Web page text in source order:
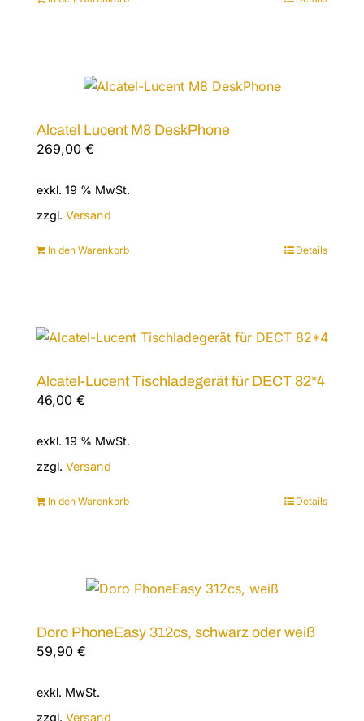
Alcatel Lucent M8 DeskPhone
269,00 €
exkl. 19 % MwSt.
zzgl. Versand
In den Warenkorb Details
Alcatel-Lucent Tischladegerät für DECT 82*4
46,00 €
exkl. 19 % MwSt.
zzgl. Versand
In den Warenkorb Details
Doro PhoneEasy 312cs, schwarz oder weiß
59,90 €
exkl. MwSt.
zzgl. Versand